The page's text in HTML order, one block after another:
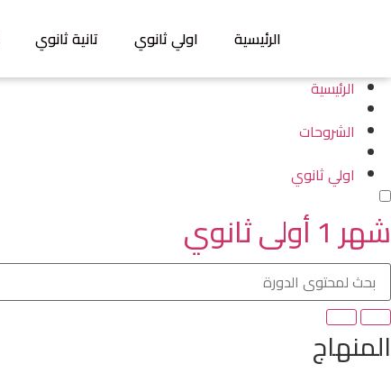
الرئيسية اولي ثانوي تانية ثانوي
الرئيسية
الشروحات
اولي ثانوي
شهر 1 أولى ثانوي
المنهاج